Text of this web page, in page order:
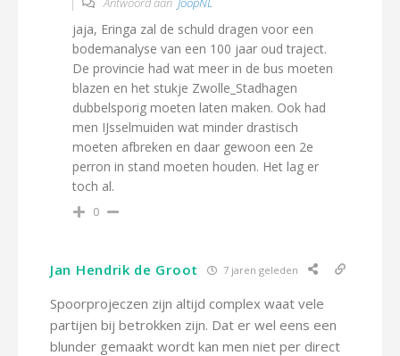
jaja, Eringa zal de schuld dragen voor een
bodemanalyse van een 100 jaar oud traject.
De provincie had wat meer in de bus moeten
blazen en het stukje Zwolle_Stadhagen
dubbelsporig moeten laten maken. Ook had
men IJsselmuiden wat minder drastisch
moeten afbreken en daar gewoon een 2e
perron in stand moeten houden. Het lag er
toch al.
0
Jan Hendrik de Groot 7 jaren geleden
Spoorprojeczen zijn altijd complex waat vele
partijen bij betrokken zijn. Dat er wel eens een
blunder gemaakt wordt kan men niet per direct